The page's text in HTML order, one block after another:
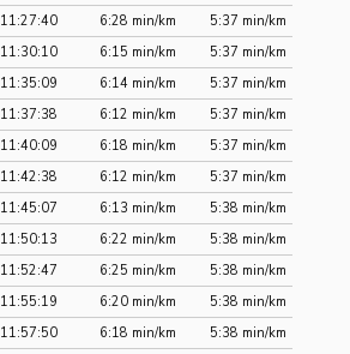
11:27:40 6:28 min/km
5:37 min/km
11:30:10 6:15 min/km
5:37 min/km
11:35:09 6:14 min/km
5:37 min/km
11:37:38 6:12 min/km
5:37 min/km
11:40:09 6:18 min/km
5:37 min/km
11:42:38 6:12 min/km
5:37 min/km
11:45:07 6:13 min/km
5:38 min/km
11:50:13 6:22 min/km
5:38 min/km
11:52:47 6:25 min/km
5:38 min/km
11:55:19 6:20 min/km
5:38 min/km
11:57:50 6:18 min/km
5:38 min/km